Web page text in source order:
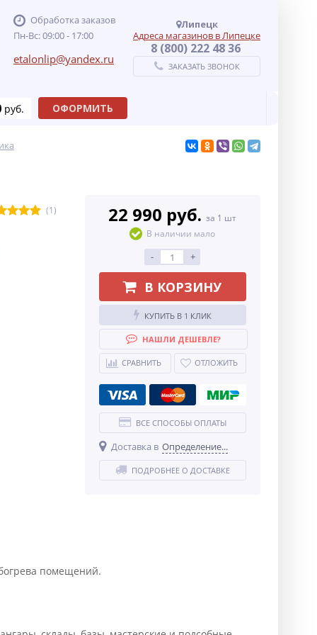
Обработка заказов
Пн-Вс: 09:00 - 17:00
etalonlip@yandex.ru
Липецк
Адреса магазинов в Липецке
8 (800) 222 48 36
ЗАКАЗАТЬ ЗВОНОК
руб. ОФОРМИТЬ
(1) 22 990 руб.за 1 шт
В наличии мало
- +
В КОРЗИНУ
КУПИТЬ В 1 КЛИК
НАШЛИ ДЕШЕВЛЕ?
СРАВНИТЬ ОТЛОЖИТЬ
ВСЕ СПОСОБЫ ОПЛАТЫ
Доставка в Определение...
ПОДРОБНЕЕ О ДОСТАВКЕ
помещений.